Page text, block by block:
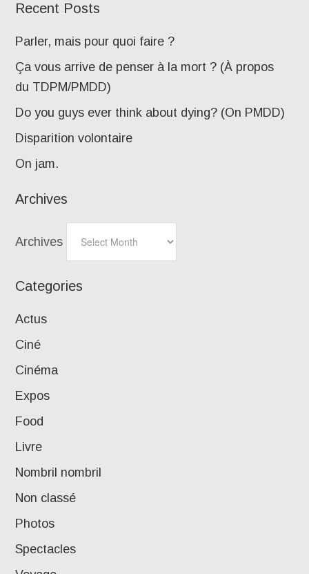
Recent Posts
Parler, mais pour quoi faire ?
Ça vous arrive de penser à la mort ? (À propos
du TDPM/PMDD)
Do you guys ever think about dying? (On PMDD)
Disparition volontaire
On jam.
Archives
Archives
Categories
Actus
Ciné
Cinéma
Expos
Food
Livre
Nombril nombril
Non classé
Photos
Spectacles